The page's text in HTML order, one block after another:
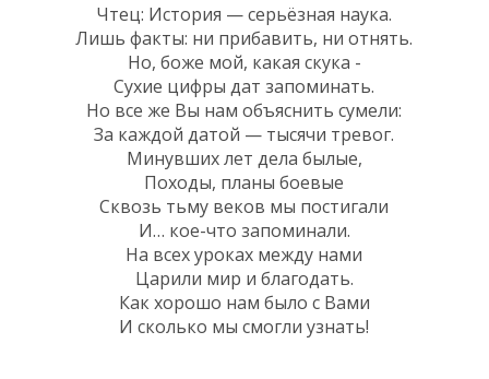
Чтец: История — серьёзная наука.
Лишь факты: ни прибавить, ни отнять.
Но, боже мой, какая скука -
Сухие цифры дат запоминать.
Но все же Вы нам объяснить сумели:
За каждой датой — тысячи тревог.
Минувших лет дела былые,
Походы, планы боевые
Сквозь тьму веков мы постигали
И… кое-что запоминали.
На всех уроках между нами
Царили мир и благодать.
Как хорошо нам было с Вами
И сколько мы смогли узнать!